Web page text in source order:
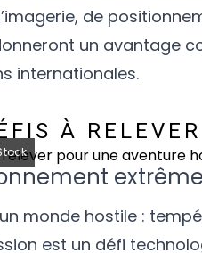
de
un avantage
internationales.
À
extrême
un monde hostile :
est un défi